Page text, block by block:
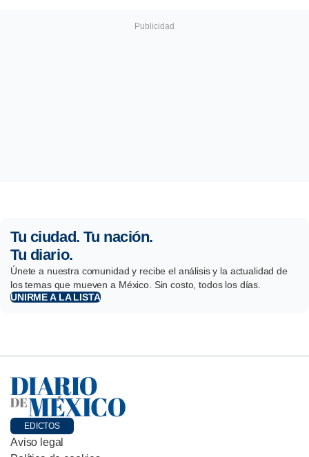
Tu ciudad. Tu nación.
Tu diario.
Únete a nuestra comunidad y recibe el análisis y la actualidad de
los temas que mueven a México. Sin costo, todos los días.
UNIRME A LA LISTA
EDICTOS
Aviso legal